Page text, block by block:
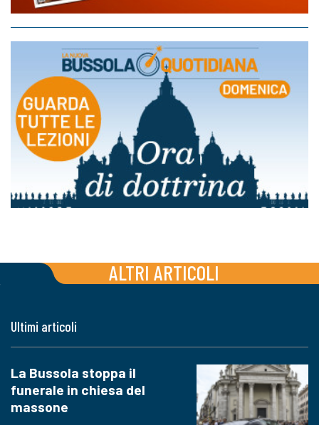
ALTRI ARTICOLI
Ultimi articoli
La Bussola stoppa il
funerale in chiesa del
massone